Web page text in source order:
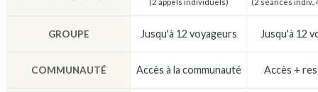
GROUPE Jusqu'à 12 voyageurs Jusqu'à 12
COMMUNAUTÉ Accès à la communauté Accès +